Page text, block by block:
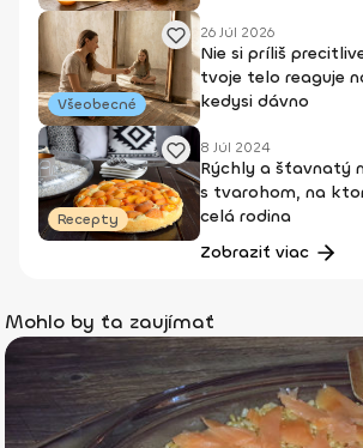
Všeobecné
26 Júl 2026
Nie si príliš
tvoje telo reaguje
kedysi dávno
Recepty
8 Júl 2024
Rýchly a šťavnatý
s tvarohom, na
celá rodina
Zobraziť viac
Mohlo by ťa zaujímať